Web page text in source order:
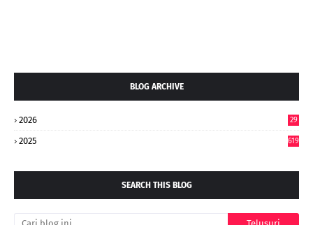
BLOG ARCHIVE
2026
29
2025 619
SEARCH THIS BLOG